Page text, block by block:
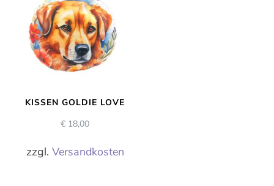
KISSEN GOLDIE LOVE
€ 18,00
zzgl. Versandkosten